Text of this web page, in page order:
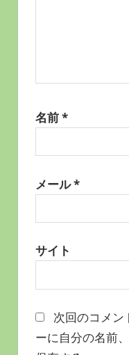
名前*
メール*
サイト
次回のコメン
ーに自分の名前